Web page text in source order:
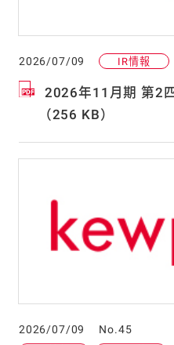
2026/07/09 IR情報
2026年11月期 第2
（256 KB）
2026/07/09 No.45